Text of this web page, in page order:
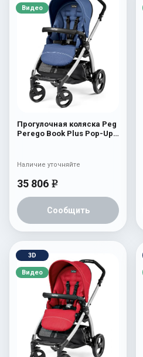
Видео
Прогулочная коляска Peg
Perego Book Plus Pop-Up
35 806 e
Сообщить
Наличие уточняйте
3D
Видео